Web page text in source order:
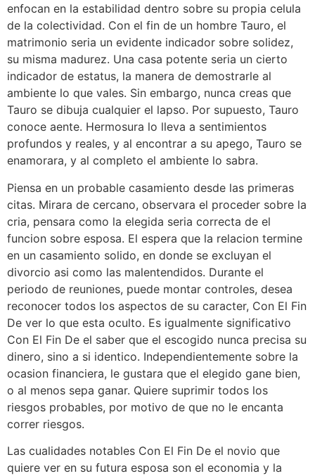
enfocan en la estabilidad dentro sobre su propia celula
de la colectividad. Con el fin de un hombre Tauro, el
matrimonio seri­a un evidente indicador sobre solidez,
su misma madurez. Una casa potente seri­a un cierto
indicador de estatus, la manera de demostrarle al
ambiente lo que vales. Sin embargo, nunca creas que
Tauro se dibuja cualquier el lapso. Por supuesto, Tauro
conoce aente. Hermosura lo lleva a sentimientos
profundos y reales, y al encontrar a su apego, Tauro se
enamorara, y al completo el ambiente lo sabra.
Piensa en un probable casamiento desde las primeras
citas. Mirara de cercano, observara el proceder sobre la
cria, pensara como la elegida seri­a correcta de el
funcion sobre esposa. El espera que la relacion termine
en un casamiento solido, en donde se excluyan el
divorcio asi­ como las malentendidos. Durante el
periodo de reuniones, puede montar controles, desea
reconocer todos los aspectos de su caracter, Con El Fin
De ver lo que esta oculto. Es igualmente significativo
Con El Fin De el saber que el escogido nunca precisa su
dinero, sino a si identico. Independientemente sobre la
ocasion financiera, le gustara que el elegido gane bien,
o al menos sepa ganar. Quiere suprimir todos los
riesgos probables, por motivo de que no le encanta
correr riesgos.
Las cualidades notables Con El Fin De el novio que
quiere ver en su futura esposa son el economia y la